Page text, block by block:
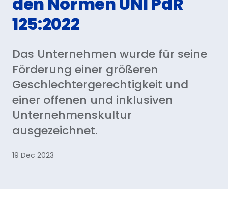
125:2022
Das Unternehmen wurde für seine
Förderung einer größeren
Geschlechtergerechtigkeit und
einer offenen und inklusiven
Unternehmenskultur
ausgezeichnet.
19 Dec 2023